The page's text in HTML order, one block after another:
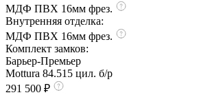
МДФ ПВХ 16мм фрез.
Внутренняя отделка:
МДФ ПВХ 16мм фрез.
Комплект замков:
Барьер-Премьер
Mottura 84.515 цил. б/р
291 500 ₽